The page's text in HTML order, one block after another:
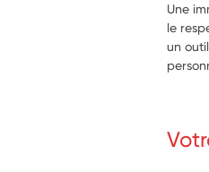
Une
le
un